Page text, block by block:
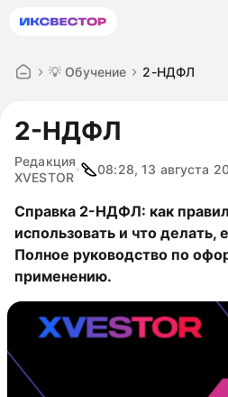
Акция: бесплатный пробный
💡 Обучение 2-НДФЛ
2-НДФЛ
Редакция
XVESTOR
08:28, 13 августа
Справка 2-НДФЛ: как
использовать и что делать,
Полное руководство по
применению.